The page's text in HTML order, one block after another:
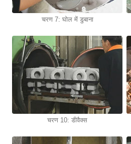
चरण 7: घोल में डुबाना
चरण 10: डीवैक्स